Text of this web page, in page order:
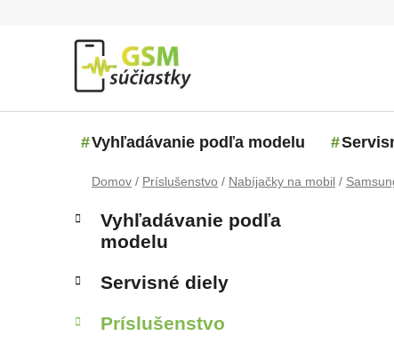
Vyhľadávanie podľa modelu
Domov / Príslušenstvo / Nabíjačky na mobil /
Bočný panel
Kategórie
Vyhľadávanie podľa
modelu
Servisné diely
Príslušenstvo